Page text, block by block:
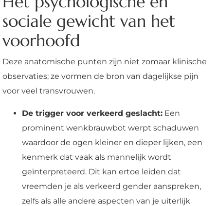
sociale gewicht van het
voorhoofd
Deze anatomische punten zijn niet zomaar klinische
observaties; ze vormen de bron van dagelijkse pijn
voor veel transvrouwen.
De trigger voor verkeerd geslacht: Een
prominent wenkbrauwbot werpt schaduwen
waardoor de ogen kleiner en dieper lijken, een
kenmerk dat vaak als mannelijk wordt
geïnterpreteerd. Dit kan ertoe leiden dat
vreemden je als verkeerd gender aanspreken,
zelfs als alle andere aspecten van je uiterlijk